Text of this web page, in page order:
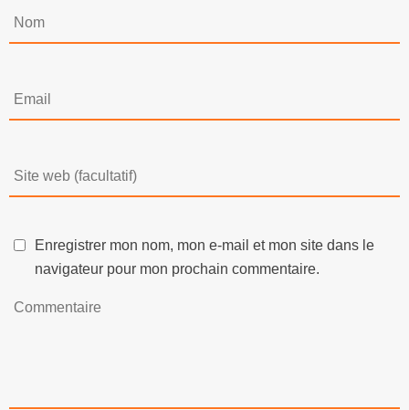
Enregistrer mon nom, mon e-mail et mon site dans le
navigateur pour mon prochain commentaire.